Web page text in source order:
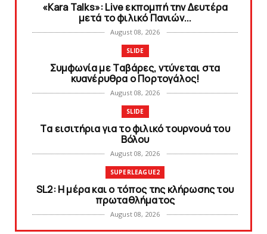
«Kara Talks»: Live εκπομπή την Δευτέρα
μετά το φιλικό Πανιών...
August 08, 2026
SLIDE
Συμφωνία με Tαβάρες, ντύνεται στα
κυανέρυθρα ο Πορτογάλος!
August 08, 2026
SLIDE
Tα εισιτήρια για το φιλικό τουρνουά του
Bόλου
August 08, 2026
SUPERLEAGUE2
SL2: Η μέρα και ο τόπος της κλήρωσης του
πρωταθλήματος
August 08, 2026